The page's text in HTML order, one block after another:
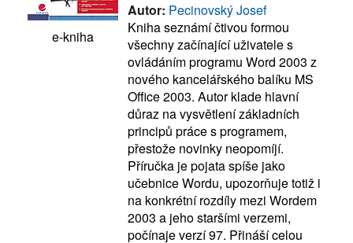
e-kniha
Autor: Pecinovský Josef
Kniha seznámí čtivou formou
všechny začínající uživatele s
ovládáním programu Word 2003 z
nového kancelářského balíku MS
Office 2003. Autor klade hlavní
důraz na vysvětlení základních
principů práce s programem,
přestože novinky neopomíjí.
Příručka je pojata spíše jako
učebnice Wordu, upozorňuje totiž i
na konkrétní rozdíly mezi Wordem
2003 a jeho staršími verzemi,
počínaje verzí 97. Přináší celou